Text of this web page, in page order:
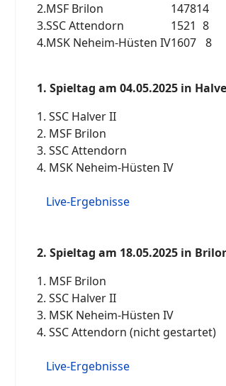
2.MSF Brilon 147814
3.SSC Attendorn 1521 8
4.MSK Neheim-Hüsten IV1607 8
1. Spieltag am 04.05.2025 in
1. SSC Halver II
2. MSF Brilon
3. SSC Attendorn
4. MSK Neheim-Hüsten IV
Live-Ergebnisse
2. Spieltag am 18.05.2025 in
1. MSF Brilon
2. SSC Halver II
3. MSK Neheim-Hüsten IV
4. SSC Attendorn (nicht gestartet)
Live-Ergebnisse